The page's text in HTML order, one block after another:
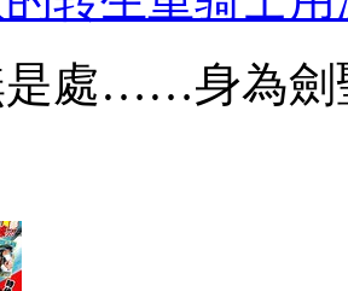
是處……身為劍